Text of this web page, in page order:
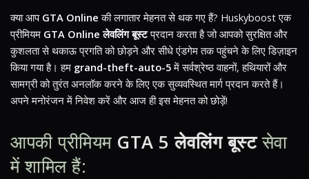
क्या आप GTA Online की लगातार मेहनत से थक गए हैं? Huskyboost एक
प्रीमियम GTA Online लेवलिंग बूस्टप्रदान करता है जो आपको सुरक्षित और
कुशलता से थकाऊ प्रगति को छोड़ने और सीधे एंडगेम तक पहुंचने के लिए डिज़ाइन
किया गया है। हम grand-theft-auto-5में सर्वश्रेष्ठ वाहनों, हथियारों और
सामग्री को तुरंत अनलॉक करने के लिए एक सुव्यवस्थित मार्ग प्रदान करते हैं।
अपने मनोरंजन में निवेश करें और आज ही इस मेहनत को छोड़ें!
आपकी प्रीमियम GTA 5 लेवलिंग बूस्टसेवा
में शामिल हैं: